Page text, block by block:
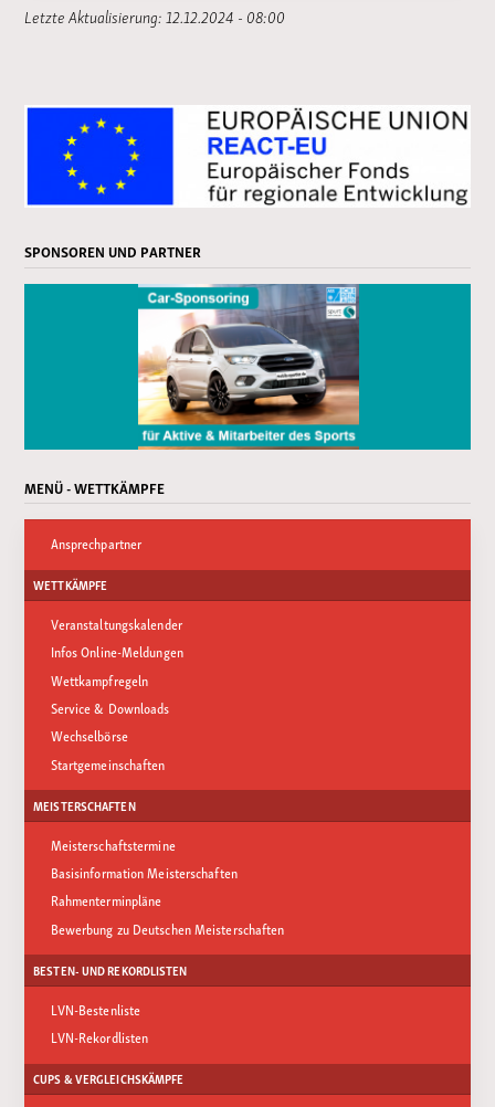
Letzte Aktualisierung: 12.12.2024 - 08:00
SPONSOREN UND PARTNER
MENÜ - WETTKÄMPFE
Ansprechpartner
WETTKÄMPFE
Veranstaltungskalender
Infos Online-Meldungen
Wettkampfregeln
Service & Downloads
Wechselbörse
Startgemeinschaften
MEISTERSCHAFTEN
Meisterschaftstermine
Basisinformation Meisterschaften
Rahmenterminpläne
Bewerbung zu Deutschen Meisterschaften
BESTEN- UND REKORDLISTEN
LVN-Bestenliste
LVN-Rekordlisten
CUPS & VERGLEICHSKÄMPFE